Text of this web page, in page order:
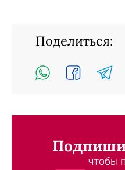
Поделиться:
чтобы